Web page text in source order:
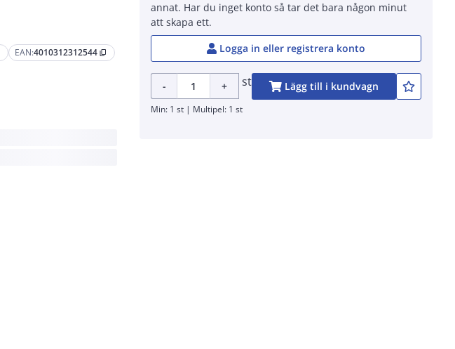
EAN:4010312312544 content_copy
annat. Har du inget konto så tar det bara någon minut
att skapa ett.
Logga in eller registrera konto
- + st Lägg till i kundvagn
Min: 1 st | Multipel: 1 st